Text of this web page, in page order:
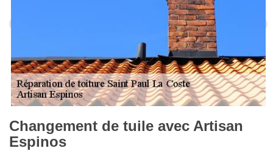
Changement de tuile avec Artisan
Espinos